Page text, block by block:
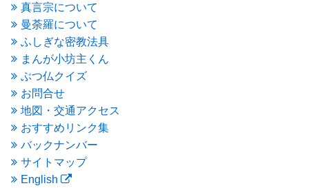
2015年6月(3)
2015年5月(1)
2015年4月(1)
2015年3月 (3)
2015年2月(3)
2015年1月(1)
2014年12月
2014年9月(1)
2014年5月 (1)
2014年4月
2014年1月(1)
2013年11月 (4)
2013年10月
真言宗について
曼荼羅について
ふしぎな密教法具
まんが小坊主くん
ぶつ仏クイズ
お問合せ
地図・交通アクセス
おすすめリンク集
バックナンバー
サイトマップ
English